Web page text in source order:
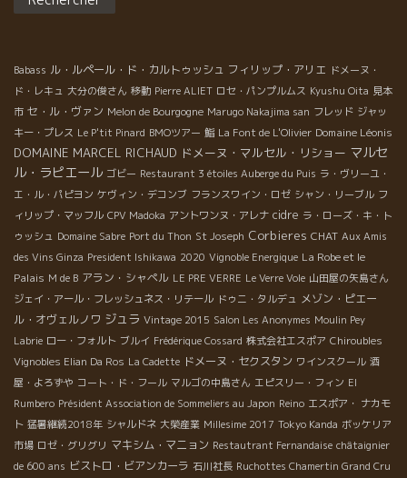
Babass ル・ルペール・ド・カルトゥッシュ フィリップ・アリエ ドメーヌ・
ド・レキュ 大分の俊さん 移動 Pierre ALIET ロセ・パンプルムス Kyushu Oita 見本
市 セ・ル・ヴァン Melon de Bourgogne Marugo Nakajima san フレッド ジャッ
キー・プレス Le P'tit Pinard BMOツアー 鮨 La Font de L'Olivier Domaine Léonis
DOMAINE MARCEL RICHAUD ドメーヌ・マルセル・リショー マルセ
ル・ラピエール ゴビー Restaurant 3 étoiles Auberge du Puis ラ・ヴリーユ・
エ・ル・パピヨン ケヴィン・デコンブ フランスワイン・ロゼ シャン・リーブル フ
ィリップ・マッフル CPV Madoka アントワンヌ・アレナ cidre ラ・ローズ・キ・ト
ゥッシュ Domaine Sabre Port du Thon St Joseph Corbieres CHAT Aux Amis
des Vins Ginza President Ishikawa 2020 Vignoble Energique La Robe et le
Palais M de B アラン・シャペル LE PRE VERRE Le Verre Vole 山田屋の矢島さん
ジェイ・アール・フレッシュネス・リテール ドゥニ・タルデュ メゾン・ピエー
ル・オヴェルノワ ジュラ Vintage 2015 Salon Les Anonymes Moulin Pey
Labrie ロー・フォルト ブルイ Frédérique Cossard 株式会社エスポア Chiroubles
Vignobles Elian Da Ros La Cadette ドメーヌ・セクスタン ワインスクール 酒
屋・よろずや コート・ド・フール マルゴの中島さん エピスリー・フィン El
Rumbero Président Association de Sommeliers au Japon Reino エスポア・ ナカモ
ト 猛暑継続2018年 シャルドネ 大榮産業 Millesime 2017 Tokyo Kanda ボッケリア
市場 ロゼ・グリグリ マキシム・マニョン Restautrant Fernandaise châtaignier
de 600 ans ビストロ・ビアンカーラ 石川社長 Ruchottes Chamertin Grand Cru